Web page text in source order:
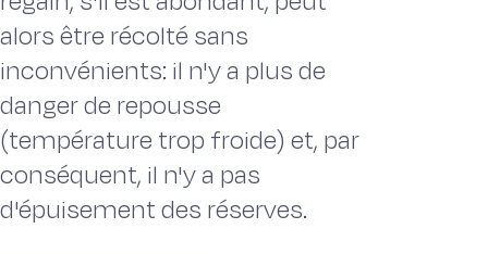
alors être récolté sans
inconvénients: il n'y a plus de
danger de repousse
(température trop froide) et, par
conséquent, il n'y a pas
d'épuisement des réserves.